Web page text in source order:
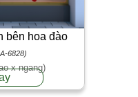
bên hoa đào
6828)
x ngang)